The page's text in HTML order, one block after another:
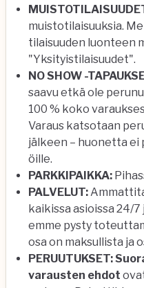
muistotilaisuuksia.
tilaisuuden luonteen
"Yksityistilaisuudet".
NO SHOW -
saavu etkä ole
100 % koko
Varaus katsotaan
jälkeen – huonetta ei
öille.
PARKKIPAIKKA:
PALVELUT:
kaikissa asioissa 24/7
emme pysty
osa on maksullista ja
PERUUTUKSET:
varausten ehdot